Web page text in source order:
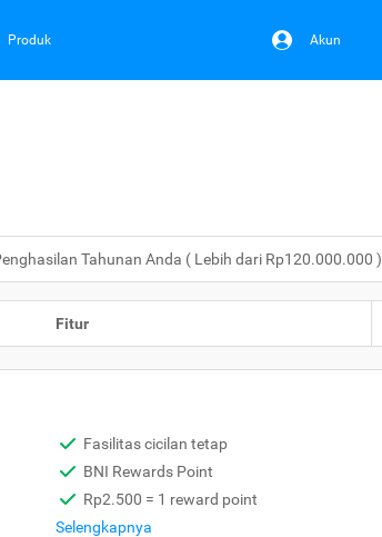
Produk Akun
Tahunan Anda ( Lebih dari Rp120.000.000 )
Fitur
Fasilitas cicilan tetap
BNI Rewards Point
Rp2.500 = 1 reward point
Selengkapnya